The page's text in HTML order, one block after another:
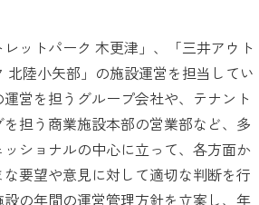
レットパーク 木更津」、「三井アウト
北陸小矢部」の施設運営を担当してい
運営を担うグループ会社や、テナント
を担う商業施設本部の営業部など、多
ッショナルの中心に立って、各方面か
な要望や意見に対して適切な判断を行
設の年間の運営管理方針を立案し、年